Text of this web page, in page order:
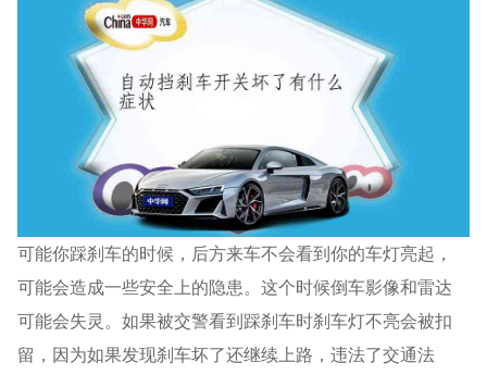
可能你踩刹车的时候，后方来车不会看到你的车灯亮起，
可能会造成一些安全上的隐患。这个时候倒车影像和雷达
可能会失灵。如果被交警看到踩刹车时刹车灯不亮会被扣
留，因为如果发现刹车坏了还继续上路，违法了交通法